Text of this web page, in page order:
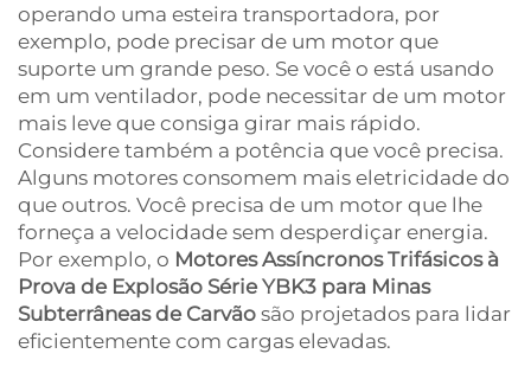
operando uma esteira transportadora, por
exemplo, pode precisar de um motor que
suporte um grande peso. Se você o está usando
em um ventilador, pode necessitar de um motor
mais leve que consiga girar mais rápido.
Considere também a potência que você precisa.
Alguns motores consomem mais eletricidade do
que outros. Você precisa de um motor que lhe
forneça a velocidade sem desperdiçar energia.
Por exemplo, o Motores Assíncronos Trifásicos à
Prova de Explosão Série YBK3 para Minas
Subterrâneas de Carvão são projetados para lidar
eficientemente com cargas elevadas.